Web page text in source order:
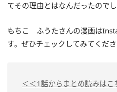
てその理由とはなんだったので
もちこ ふうたさんの漫画は
す。ぜひチェックしてみてくださ
＜＜1話からまとめ読みはこ